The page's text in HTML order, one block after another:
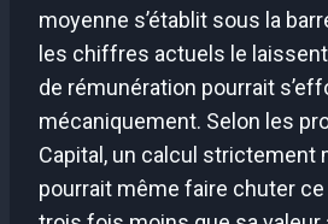
moyenne s’établit sous la
les chiffres actuels le
de rémunération pourrait
mécaniquement. Selon les
Capital, un calcul strictement
pourrait même faire chuter